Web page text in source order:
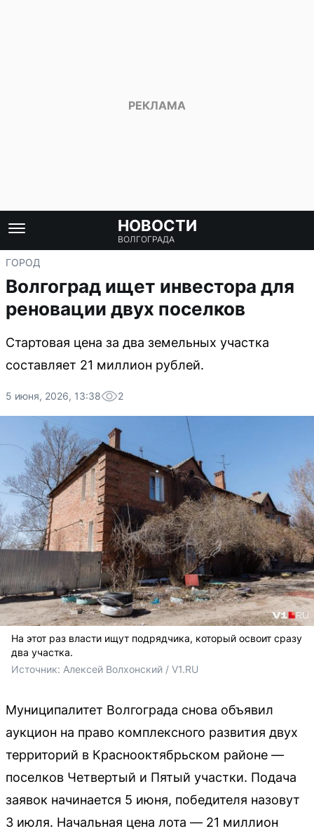
НОВОСТИ
ВОЛГОГРАДА
ГОРОД
Волгоград ищет инвестора для
реновации двух поселков
Стартовая цена за два земельных участка
составляет 21 миллион рублей.
5 июня, 2026, 13:38 2
На этот раз власти ищут подрядчика, который освоит сразу
два участка.
Источник: Алексей Волхонский / V1.RU
Муниципалитет Волгограда снова объявил
аукцион на право комплексного развития двух
территорий в Краснооктябрьском районе —
поселков Четвертый и Пятый участки. Подача
заявок начинается 5 июня, победителя назовут
3 июля. Начальная цена лота — 21 миллион